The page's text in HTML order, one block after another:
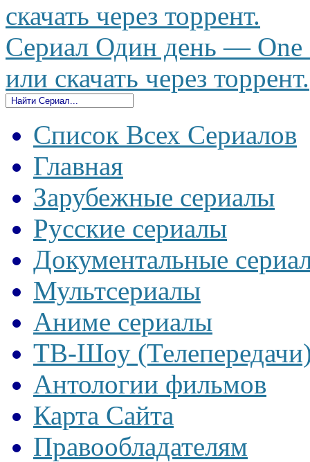
скачать через торрент.
Сериал Один день — One
или скачать через торрент.
Список Всех Сериалов
Главная
Зарубежные сериалы
Русские сериалы
Документальные
Мультсериалы
Аниме сериалы
ТВ-Шоу
Антологии фильмов
Карта Сайта
Правообладателям